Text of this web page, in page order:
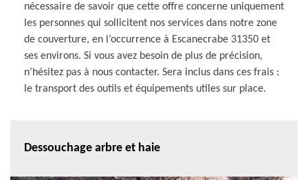
nécessaire de savoir que cette offre concerne uniquement
les personnes qui sollicitent nos services dans notre zone
de couverture, en l’occurrence à Escanecrabe 31350 et
ses environs. Si vous avez besoin de plus de précision,
n’hésitez pas à nous contacter. Sera inclus dans ces frais :
le transport des outils et équipements utiles sur place.
Dessouchage arbre et haie